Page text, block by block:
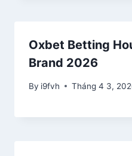
Oxbet Betting
Brand 2026
By i9fvh Tháng 4 3,